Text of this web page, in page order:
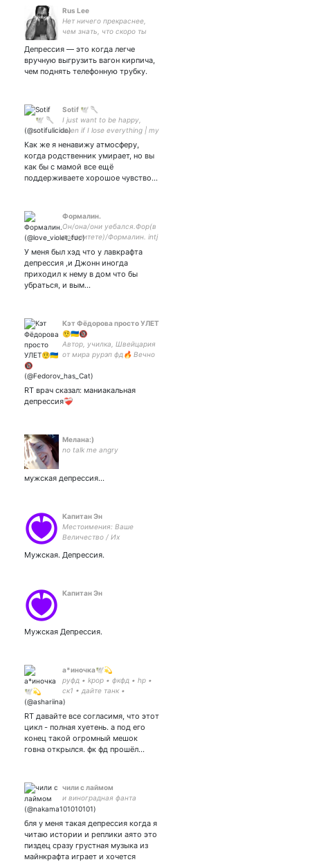
Rus Lee
Нет ничего прекраснее,
чем знать, что скоро ты
Депрессия — это когда легче
вручную выгрузить вагон кирпича,
чем поднять телефонную трубку.
Sotif 🕊 🥄
I just want to be happy,
even if I lose everything | my
light: | ... ..- ... ... -.-- / -... .-
Как же я ненавижу атмосферу,
когда родственник умирает, но вы
как бы с мамой все ещё
поддерживаете хорошое чувство…
Формалин.
Он/она/они уебался.Фор(в
приоритете)/Формалин. intj
отходы мозга -
У меня был хэд что у лавкрафта
депрессия ,и Джонн иногда
приходил к нему в дом что бы
убраться, и вым…
Кэт Фёдорова просто УЛЕТ
🤨🇺🇦🔞
Автор, училка, Швейцария
от мира рурэп фд🔥 Вечно
Оксиминога, Ктулху и мох
но на подсосе только у
Императора👑
RT врач сказал: маниакальная
депрессия❤️‍🩹
Мелана:)
no talk me angry
мужская депрессия…
Капитан Эн
Местоимения: Ваше
Величество / Их
Телеграм: Инстаграм:
Мужская. Депрессия.
Капитан Эн
Мужская Депрессия.
а*иночка🕊💫
руфд • kpop • фкфд • hp •
ск1 • дайте танк •
перемотка • электрофорез
RT давайте все согласимя, что этот
цикл - полная хуетень. а под его
конец такой огромный мешок
говна открылся. фк фд прошёл…
чили с лаймом
и виноградная фанта
бля у меня такая депрессия когда я
читаю истории и реплики аято это
пиздец сразу грустная музыка из
майнкрафта играет и хочется